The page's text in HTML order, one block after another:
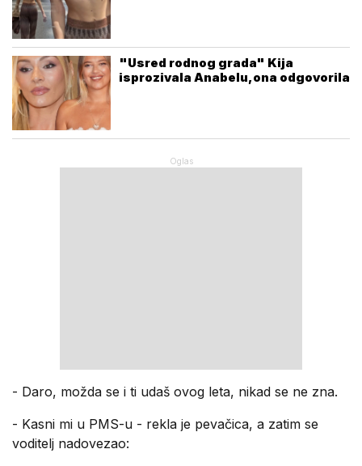
"Usred rodnog grada" Kija
isprozivala Anabelu,ona odgovorila
- Daro, možda se i ti udaš ovog leta, nikad se ne zna.
- Kasni mi u PMS-u - rekla je pevačica, a zatim se
voditelj nadovezao: